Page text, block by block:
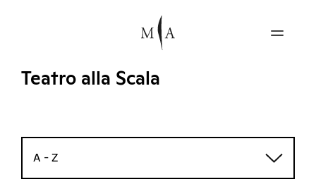
Teatro alla Scala
A - Z